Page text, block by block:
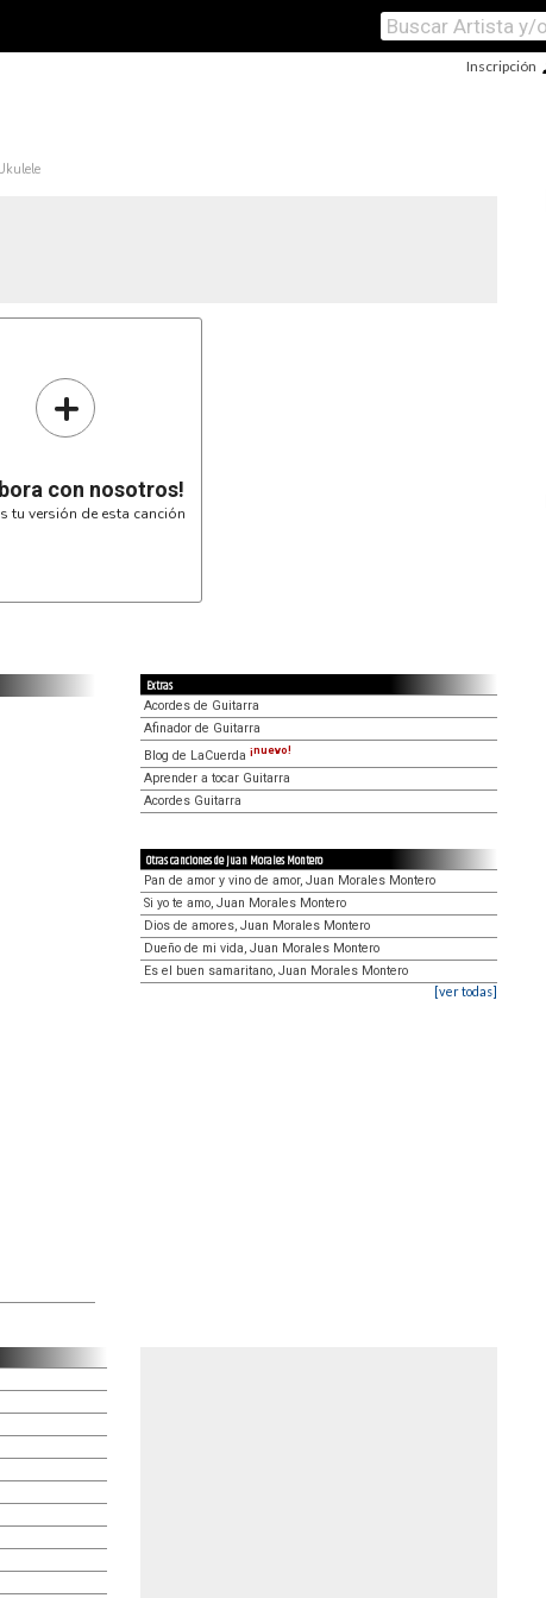
Inscripción
+
con nosotros!
tu versión de esta canción
Extras
Acordes de Guitarra
Afinador de Guitarra
Blog de LaCuerda ¡nuevo!
Aprender a tocar Guitarra
Acordes Guitarra
Otras canciones de Juan Morales Montero
Pan de amor y vino de amor, Juan Morales Montero
Si yo te amo, Juan Morales Montero
Dios de amores, Juan Morales Montero
Dueño de mi vida, Juan Morales Montero
Es el buen samaritano, Juan Morales Montero
[ver todas]